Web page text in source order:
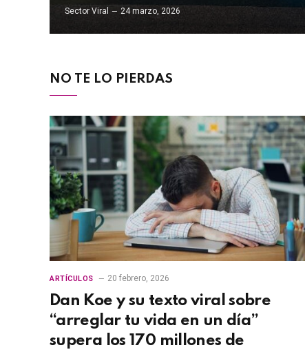
Sector Viral 24 marzo, 2026
NO TE LO PIERDAS
ARTÍCULOS 20 febrero, 2026
Dan Koe y su texto viral sobre
“arreglar tu vida en un día”
supera los 170 millones de